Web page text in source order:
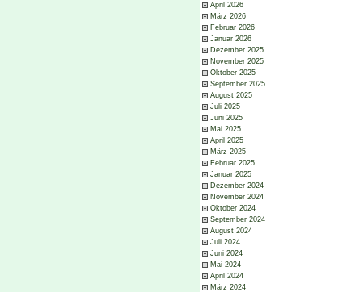
April 2026
März 2026
Februar 2026
Januar 2026
Dezember 2025
November 2025
Oktober 2025
September 2025
August 2025
Juli 2025
Juni 2025
Mai 2025
April 2025
März 2025
Februar 2025
Januar 2025
Dezember 2024
November 2024
Oktober 2024
September 2024
August 2024
Juli 2024
Juni 2024
Mai 2024
April 2024
März 2024